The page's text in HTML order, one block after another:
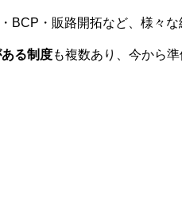
BCP・販路開拓など、様々
る制度も複数あり、今から